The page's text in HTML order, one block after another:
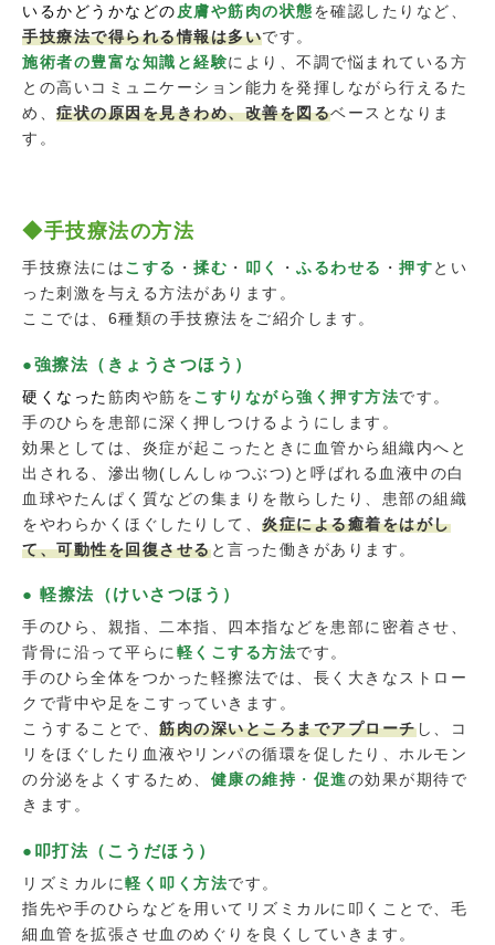
いるかどうかなどの 皮膚や筋肉の状態を確認したりなど、
手技療法で得られる情報は多いです。
施術者の豊富な知識と経験により、不調で悩まれている方
との高いコミュニケーション能力を発揮しながら行えるた
め、 症状の原因を見きわめ、改善を図るベースとなりま
す。
◆手技療法の方法
手技療法にはこする ・ 揉む ・ 叩く ・ ふるわせる ・ 押すとい
った刺激を与える方法があります。
ここでは、6種類の手技療法をご紹介します。
●強擦法（きょうさつほう）
硬くなった筋肉や筋をこすりながら強く押す方法です。
手のひらを患部に深く押しつけるようにします。
効果としては、炎症が起こったときに血管から組織内へと
出される、滲出物(しんしゅつぶつ)と呼ばれる血液中の白
血球やたんぱく質などの集まりを散らしたり、患部の組織
をやわらかくほぐしたりして、 炎症による癒着をはがし
て、可動性を回復させると言った働きがあります。
● 軽擦法（けいさつほう）
手のひら、親指、二本指、四本指などを患部に密着させ、
背骨に沿って平らに軽くこする方法です。
手のひら全体をつかった軽擦法では、長く大きなストロー
クで背中や足をこすっていきます。
こうすることで、 筋肉の深いところまでアプローチし、コ
リをほぐしたり血液やリンパの循環を促したり、ホルモン
の分泌をよくするため、 健康の維持 ・ 促進の効果が期待で
きます。
●叩打法（こうだほう）
リズミカルに軽く叩く方法です。
指先や手のひらなどを用いてリズミカルに叩くことで、毛
細血管を拡張させ血のめぐりを良くしていきます。